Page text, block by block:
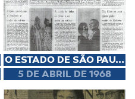
O ESTADO DE SÃO PAU...
5 DE ABRIL DE 1968